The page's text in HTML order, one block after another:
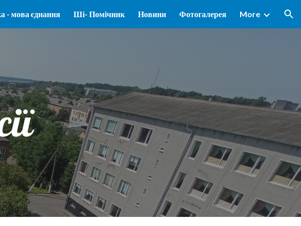
Skip to navigation
- мова єднання Ші- Помічник Новини Фотогалерея More